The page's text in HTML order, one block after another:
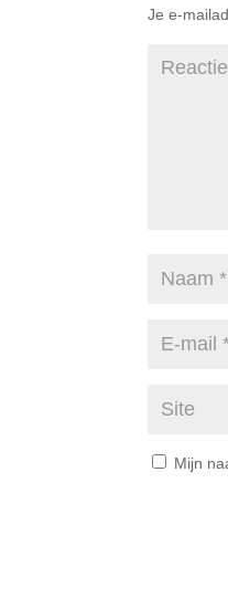
Je e-
Mijn